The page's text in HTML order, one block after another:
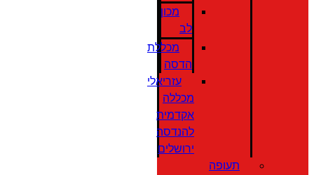
מכון
לב
מכללת
הדסה
עזריאלי
מכללה
אקדמית
להנדסה
ירושלים
תעופה